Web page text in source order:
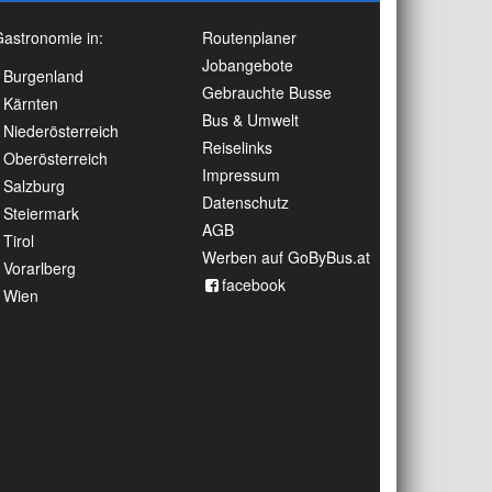
in:
Burgenland
Kärnten
Niederösterreich
Oberösterreich
Salzburg
Steiermark
Tirol
Vorarlberg
Wien
Routenplaner
Jobangebote
Gebrauchte Busse
Bus & Umwelt
Reiselinks
Impressum
Datenschutz
AGB
Werben auf GoByBus.at
facebook